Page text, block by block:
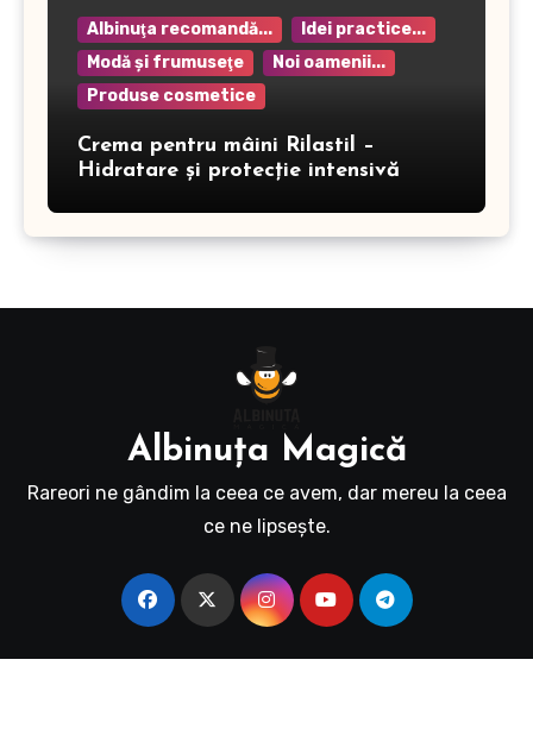
Albinuţa recomandă...
Idei practice...
Modă şi frumuseţe
Noi oamenii...
Produse cosmetice
Crema pentru mâini Rilastil –
Hidratare și protecție intensivă
Albinuţa Magică
Rareori ne gândim la ceea ce avem, dar mereu la ceea
ce ne lipseşte.